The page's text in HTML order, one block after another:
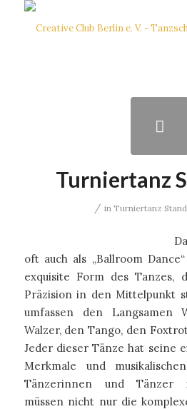
Turniertanz
/ in Turniertanz
oft auch als „Ballroom
exquisite Form des Tanzes,
Präzision in den Mittelpunkt
umfassen den Langsamen
Walzer, den Tango, den
Jeder dieser Tänze hat seine
Merkmale und
Tänzerinnen und Tänzer
müssen nicht nur die